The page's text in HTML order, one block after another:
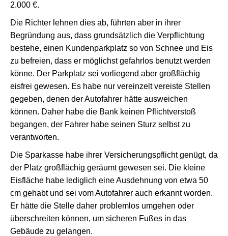
2.000 €.
Die Richter lehnen dies ab, führten aber in ihrer
Begründung aus, dass grundsätzlich die Verpflichtung
bestehe, einen Kundenparkplatz so von Schnee und Eis
zu befreien, dass er möglichst gefahrlos benutzt werden
könne. Der Parkplatz sei vorliegend aber großflächig
eisfrei gewesen. Es habe nur vereinzelt vereiste Stellen
gegeben, denen der Autofahrer hätte ausweichen
können. Daher habe die Bank keinen Pflichtverstoß
begangen, der Fahrer habe seinen Sturz selbst zu
verantworten.
Die Sparkasse habe ihrer Versicherungspflicht genügt, da
der Platz großflächig geräumt gewesen sei. Die kleine
Eisfläche habe lediglich eine Ausdehnung von etwa 50
cm gehabt und sei vom Autofahrer auch erkannt worden.
Er hätte die Stelle daher problemlos umgehen oder
überschreiten können, um sicheren Fußes in das
Gebäude zu gelangen.